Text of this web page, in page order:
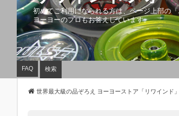
初めてご利用になられる方は、ページ上部の
ヨーヨーのプロもお答えしています。
FAQ 検索
世界最大級の品ぞろえ ヨーヨーストア「リワインド」